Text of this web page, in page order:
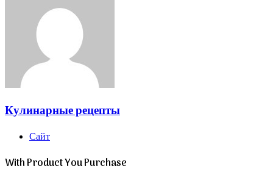
Кулинарные рецепты
Сайт
With Product You Purchase